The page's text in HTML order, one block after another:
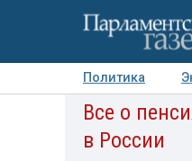
Политика
Авторы
Все о
в России